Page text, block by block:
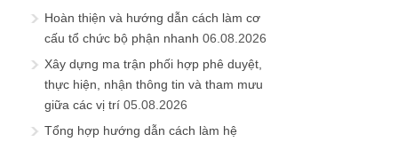
Hoàn thiện và hướng dẫn cách làm cơ
cấu tổ chức bộ phận nhanh 06.08.2026
Xây dựng ma trận phối hợp phê duyệt,
thực hiện, nhận thông tin và tham mưu
giữa các vị trí 05.08.2026
Tổng hợp hướng dẫn cách làm hệ